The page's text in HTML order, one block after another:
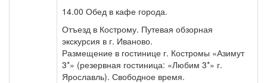
14.00 Обед в кафе города.
Отъезд в Кострому. Путевая обзорная
экскурсия в г. Иваново.
Размещение в гостинице г. Костромы «Азимут
3*» (резервная гостиница: «Любим 3*» г.
Ярославль). Свободное время.